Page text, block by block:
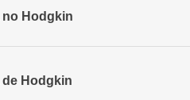
no Hodgkin
de Hodgkin